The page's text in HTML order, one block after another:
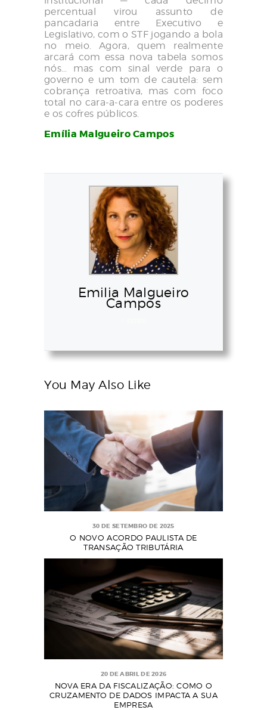
percentual virou assunto de
pancadaria entre Executivo e
Legislativo, com o STF jogando a bola
no meio. Agora, quem realmente
arcará com essa nova tabela somos
nós… mas com sinal verde para o
governo e um tom de cautela: sem
cobrança retroativa, mas com foco
total no cara-a-cara entre os poderes
e os cofres públicos.
Emília Malgueiro Campos
Emilia Malgueiro
Campos
You May Also Like
30 DE SETEMBRO DE 2025
O NOVO ACORDO PAULISTA DE
TRANSAÇÃO TRIBUTÁRIA
20 DE ABRIL DE 2026
NOVA ERA DA FISCALIZAÇÃO: COMO O
CRUZAMENTO DE DADOS IMPACTA A SUA
EMPRESA